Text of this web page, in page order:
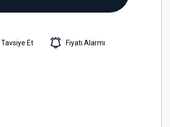
Tavsiye Et Fiyatı Alarmı